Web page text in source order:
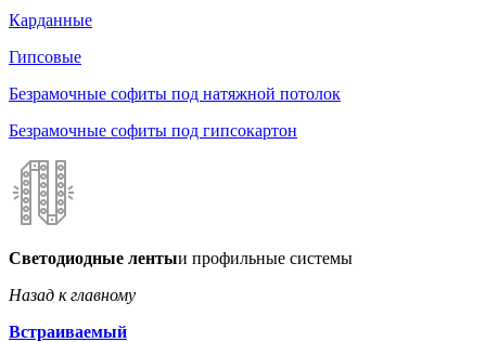
Карданные
Гипсовые
Безрамочные софиты под натяжной потолок
Безрамочные софиты под гипсокартон
Светодиодные лентыи профильные системы
Назад к главному
Встраиваемый